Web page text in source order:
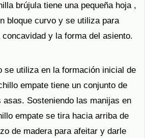
brújula tiene una pequeña hoja ,
bloque curvo y se utiliza para
y la forma del asiento.
se utiliza en la formación inicial de
empate tiene un conjunto de
asas. Sosteniendo las manijas en
empate se tira hacia arriba de
de madera para afeitar y darle